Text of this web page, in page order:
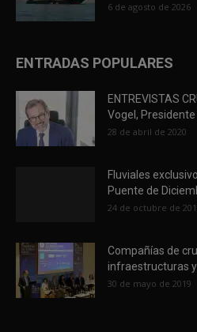
6 de agosto de 2026
ENTRADAS POPULARES
ENTREVISTAS
Vogel, Presidente
28 de abril de 2020
Fluviales
Puente de
24 de octubre de
Compañías de
infraestructuras
30 de mayo de 2019